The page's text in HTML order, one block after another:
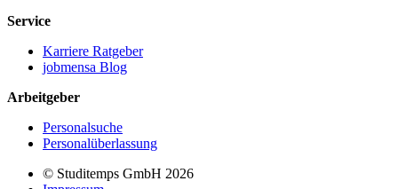
Service
Karriere Ratgeber
jobmensa Blog
Arbeitgeber
Personalsuche
Personalüberlassung
© Studitemps GmbH 2026